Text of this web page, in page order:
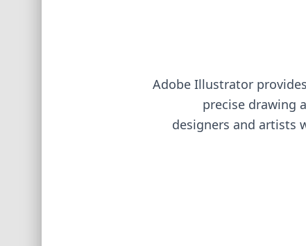
Adobe Illustrator
precise drawing
designers and artists